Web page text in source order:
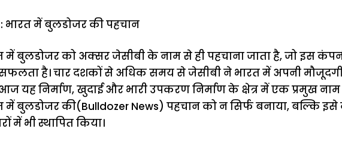
: भारत में बुलडोजर की पहचान
में बुलडोजर को अक्सर जेसीबी के नाम से ही पहचाना जाता है, जो इस
है। चार दशकों से अधिक समय से जेसीबी ने भारत में अपनी
यह निर्माण, खुदाई और भारी उपकरण निर्माण के क्षेत्र में एक प्रमुख
में बुलडोजर की(Bulldozer News) पहचान को न सिर्फ बनाया, बल्कि
में भी स्थापित किया।